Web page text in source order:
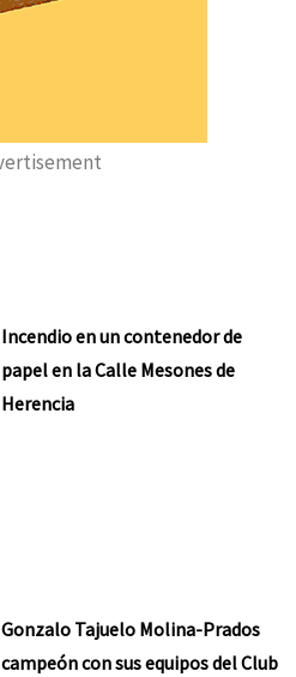
Incendio en un contenedor de
papel en la Calle Mesones de
Herencia
Gonzalo Tajuelo Molina-Prados
campeón con sus equipos del Club